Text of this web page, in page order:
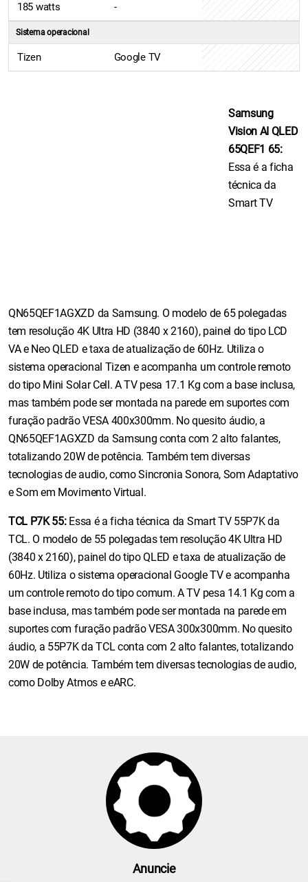
185 watts -
Sistema operacional
Tizen Google TV
Samsung
Vision AI QLED
65QEF1 65:
Essa é a ficha
técnica da
Smart TV
QN65QEF1AGXZD da Samsung. O modelo de 65 polegadas
tem resolução 4K Ultra HD (3840 x 2160), painel do tipo LCD
VA e Neo QLED e taxa de atualização de 60Hz. Utiliza o
sistema operacional Tizen e acompanha um controle remoto
do tipo Mini Solar Cell. A TV pesa 17.1 Kg com a base inclusa,
mas também pode ser montada na parede em suportes com
furação padrão VESA 400x300mm. No quesito áudio, a
QN65QEF1AGXZD da Samsung conta com 2 alto falantes,
totalizando 20W de potência. Também tem diversas
tecnologias de audio, como Sincronia Sonora, Som Adaptativo
e Som em Movimento Virtual.
TCL P7K 55:Essa é a ficha técnica da Smart TV 55P7K da
TCL. O modelo de 55 polegadas tem resolução 4K Ultra HD
(3840 x 2160), painel do tipo QLED e taxa de atualização de
60Hz. Utiliza o sistema operacional Google TV e acompanha
um controle remoto do tipo comum. A TV pesa 14.1 Kg com a
base inclusa, mas também pode ser montada na parede em
suportes com furação padrão VESA 300x300mm. No quesito
áudio, a 55P7K da TCL conta com 2 alto falantes, totalizando
20W de potência. Também tem diversas tecnologias de audio,
como Dolby Atmos e eARC.
Anuncie